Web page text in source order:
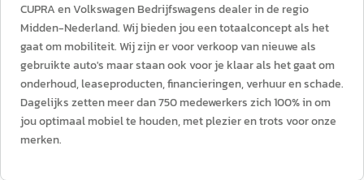
CUPRA en Volkswagen Bedrijfswagens dealer in de regio
Midden-Nederland. Wij bieden jou een totaalconcept als het
gaat om mobiliteit. Wij zijn er voor verkoop van nieuwe als
gebruikte auto's maar staan ook voor je klaar als het gaat om
onderhoud, leaseproducten, financieringen, verhuur en schade.
Dagelijks zetten meer dan 750 medewerkers zich 100% in om
jou optimaal mobiel te houden, met plezier en trots voor onze
merken.